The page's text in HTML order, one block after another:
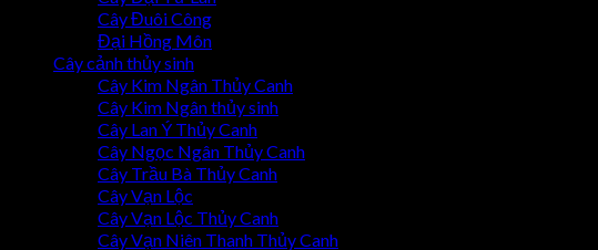
Cây Đuôi Công
Đại Hồng Môn
Cây cảnh thủy sinh
Cây Kim Ngân Thủy Canh
Cây Kim Ngân thủy sinh
Cây Lan Ý Thủy Canh
Cây Ngọc Ngân Thủy Canh
Cây Trầu Bà Thủy Canh
Cây Vạn Lộc
Cây Vạn Lộc Thủy Canh
Cây Vạn Niên Thanh Thủy Canh